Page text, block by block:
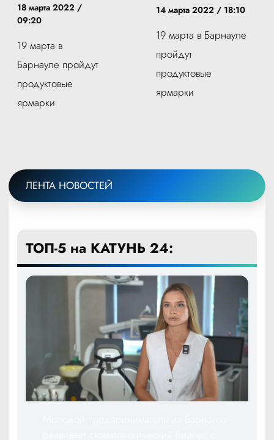
18 марта 2022 /
09:20
19 марта в
Барнауле пройдут
продуктовые
ярмарки
14 марта 2022 / 18:10
19 марта в Барнауле
пройдут
продуктовые
ярмарки
ЛЕНТА НОВОСТЕЙ
ТОП-5 на КАТУНЬ 24: